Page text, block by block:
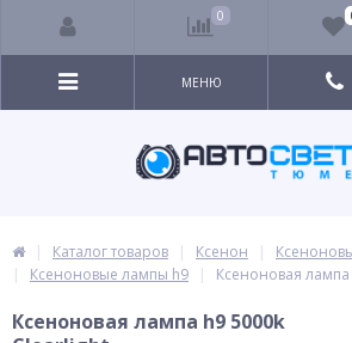
МЕНЮ
Каталог товаров Ксенон
Ксеноновые лампы h9
Ксеноновая
Ксеноновая лампа h9 5000k
0